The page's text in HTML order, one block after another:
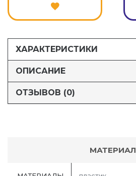
ХАРАКТЕРИСТИКИ
ОПИСАНИЕ
ОТЗЫВОВ (0)
МАТЕРИАЛ